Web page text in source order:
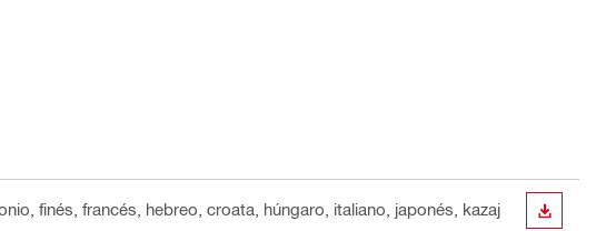
finés, francés, hebreo, croata, húngaro, italiano, japonés, kazaj